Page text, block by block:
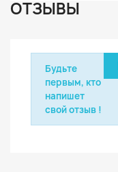
ОТЗЫВЫ
Будьте
первым, кто
напишет
свой отзыв !